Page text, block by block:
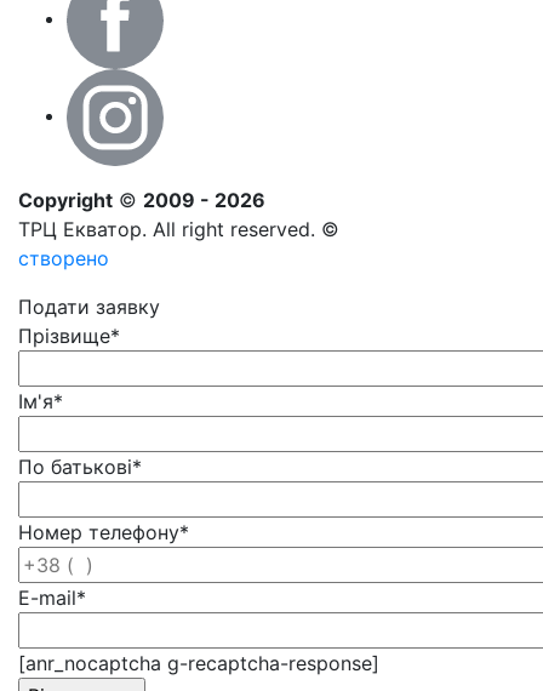
Copyright © 2009 - 2026
ТРЦ Екватор. All right reserved. ©
створено
Подати заявку
Прізвище*
Ім'я*
По батькові*
Номер телефону*
E-mail*
[anr_nocaptcha g-recaptcha-response]